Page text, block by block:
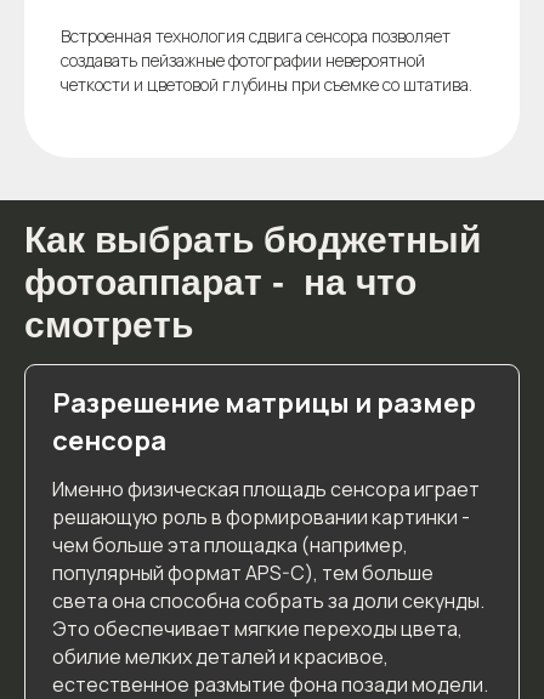
Встроенная технология сдвига сенсора позволяет
создавать пейзажные фотографии невероятной
четкости и цветовой глубины при съемке со штатива.
Как выбрать бюджетный
фотоаппарат - на что
смотреть
Разрешение матрицы и размер
сенсора
Именно физическая площадь сенсора играет
решающую роль в формировании картинки -
чем больше эта площадка (например,
популярный формат APS-C), тем больше
света она способна собрать за доли секунды.
Это обеспечивает мягкие переходы цвета,
обилие мелких деталей и красивое,
естественное размытие фона позади модели.